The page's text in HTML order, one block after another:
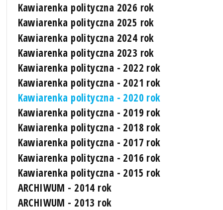
Kawiarenka polityczna 2026 rok
Kawiarenka polityczna 2025 rok
Kawiarenka polityczna 2024 rok
Kawiarenka polityczna 2023 rok
Kawiarenka polityczna - 2022 rok
Kawiarenka polityczna - 2021 rok
Kawiarenka polityczna - 2020 rok
Kawiarenka polityczna - 2019 rok
Kawiarenka polityczna - 2018 rok
Kawiarenka polityczna - 2017 rok
Kawiarenka polityczna - 2016 rok
Kawiarenka polityczna - 2015 rok
ARCHIWUM - 2014 rok
ARCHIWUM - 2013 rok